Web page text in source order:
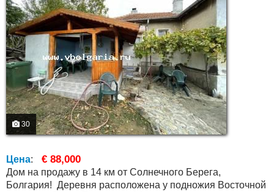
30
Цена: € 88,000
Дом на продажу в 14 км от Солнечного Берега,
Болгария! Деревня расположена у подножия Восточной